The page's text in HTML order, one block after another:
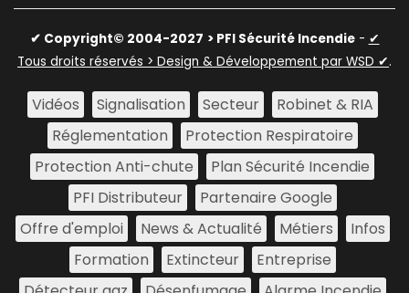
✔ Copyright© 2004-2027 > PFI Sécurité Incendie- ✔
Tous droits réservés > Design & Développement par WSD ✔.
Vidéos Signalisation Secteur
Robinet & RIA
Réglementation
Protection Respiratoire
Protection Anti-chute
Plan Sécurité Incendie
PFI Distributeur
Partenaire Google
Offre d'emploi
News & Actualité Métiers
Infos
Formation
Extincteur
Entreprise